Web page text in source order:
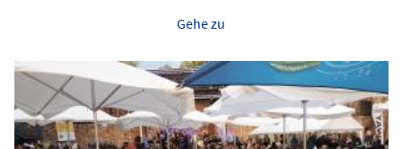
Gehe zu